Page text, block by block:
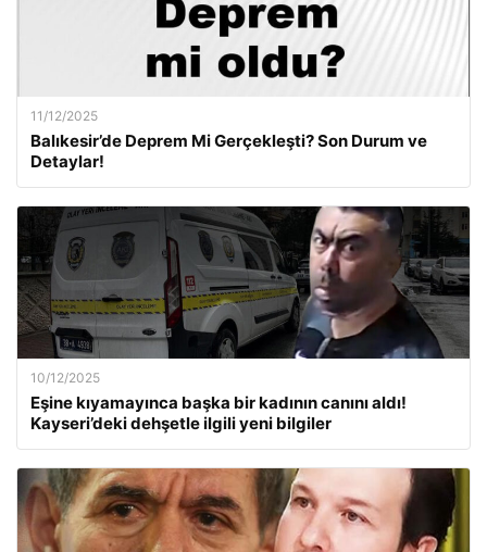
11/12/2025
Balıkesir’de Deprem Mi Gerçekleşti? Son Durum ve
Detaylar!
10/12/2025
Eşine kıyamayınca başka bir kadının canını aldı!
Kayseri’deki dehşetle ilgili yeni bilgiler